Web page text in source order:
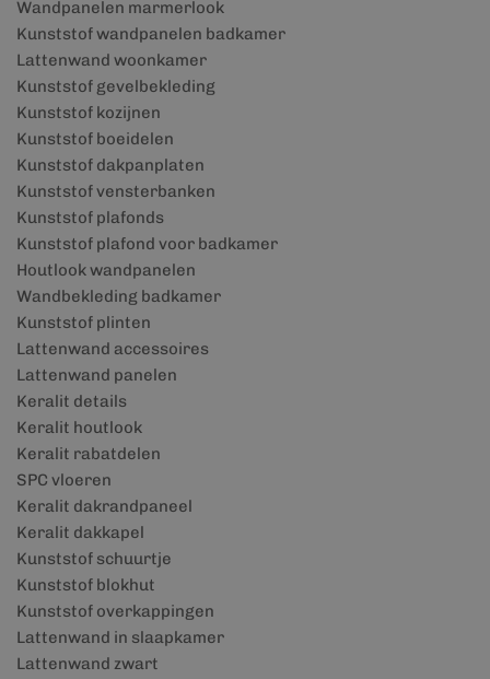
Wandpanelen marmerlook
Kunststof wandpanelen badkamer
Lattenwand woonkamer
Kunststof gevelbekleding
Kunststof kozijnen
Kunststof boeidelen
Kunststof dakpanplaten
Kunststof vensterbanken
Kunststof plafonds
Kunststof plafond voor badkamer
Houtlook wandpanelen
Wandbekleding badkamer
Kunststof plinten
Lattenwand accessoires
Lattenwand panelen
Keralit details
Keralit houtlook
Keralit rabatdelen
SPC vloeren
Keralit dakrandpaneel
Keralit dakkapel
Kunststof schuurtje
Kunststof blokhut
Kunststof overkappingen
Lattenwand in slaapkamer
Lattenwand zwart